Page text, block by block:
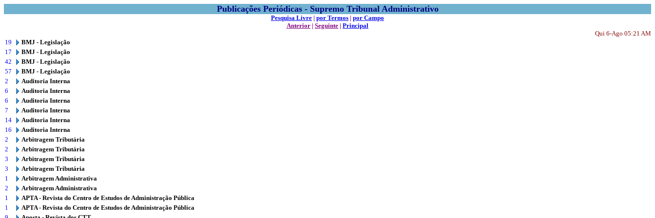
Publicações Periódicas - Supremo Tribunal Administrativo
Pesquisa Livre | por Termos | por Campo
Anterior | Seguinte | Principal
Qui 6-Ago 05:21 AM
19
BMJ - Legislação
17
BMJ - Legislação
42
BMJ - Legislação
57
BMJ - Legislação
2
Auditoria Interna
6
Auditoria Interna
6
Auditoria Interna
7
Auditoria Interna
14
Auditoria Interna
16
Auditoria Interna
2
Arbitragem Tributária
2
Arbitragem Tributária
3
Arbitragem Tributária
3
Arbitragem Tributária
1
Arbitragem Administrativa
2
Arbitragem Administrativa
1
APTA - Revista do Centro de Estudos de Administração Pública
1
APTA - Revista do Centro de Estudos de Administração Pública